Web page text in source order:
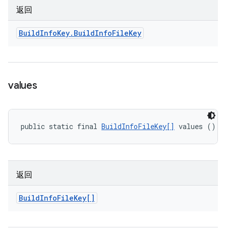
返回
BuildInfoKey. BuildInfoFileKey
values
public static final BuildInfoFileKey[] values ()
返回
BuildInfoFileKey[]